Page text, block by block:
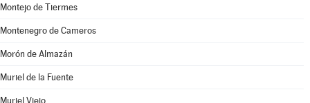
Montejo de Tiermes
Montenegro de Cameros
Morón de Almazán
Muriel de la Fuente
Muriel Viejo